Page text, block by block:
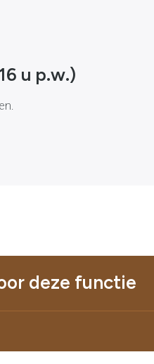
u p.w.)
deze functie